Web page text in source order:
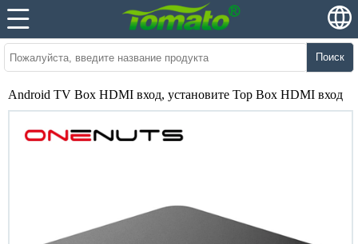
Поиск
Android TV Box HDMI вход, установите Top Box HDMI вход